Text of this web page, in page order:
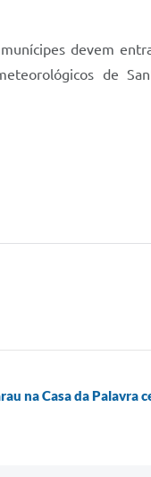
devem
de
na Casa da Palavra